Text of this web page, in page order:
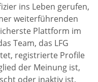
ins Leben gerufen,
weiterführenden
Plattform im
Team, das LFG
registrierte Profile
der Meinung ist,
oder inaktiv ist,